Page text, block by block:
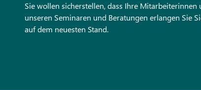
Sie wollen sicherstellen, dass Ihre
unseren Seminaren und Beratungen erlangen Sie
auf dem neuesten Stand.